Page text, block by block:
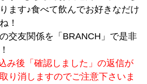
ます♪食べて飲んでお好きなだけ
！
交友関係を「BRANCH」で是非
み後「確認しました」の返信が
り消しますのでご注意下さいま